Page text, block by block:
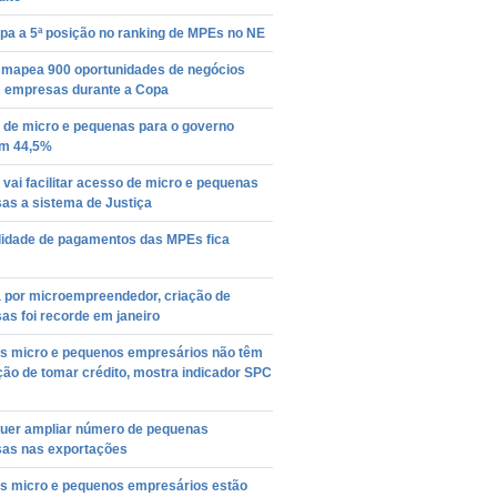
a 5ª posição no ranking de MPEs no NE
900 oportunidades de negócios
empresas durante a Copa
de micro e pequenas para o governo
44,5%
facilitar acesso de micro e pequenas
a sistema de Justiça
de pagamentos das MPEs fica
por microempreendedor, criação de
foi recorde em janeiro
micro e pequenos empresários não têm
de tomar crédito, mostra indicador SPC
ampliar número de pequenas
nas exportações
micro e pequenos empresários estão